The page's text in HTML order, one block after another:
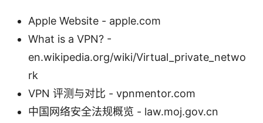
Apple Website - apple.com
What is a VPN? -
en.wikipedia.org/wiki/Virtual_private_netwo
rk
VPN 评测与对比 - vpnmentor.com
中国网络安全法规概览 - law.moj.gov.cn